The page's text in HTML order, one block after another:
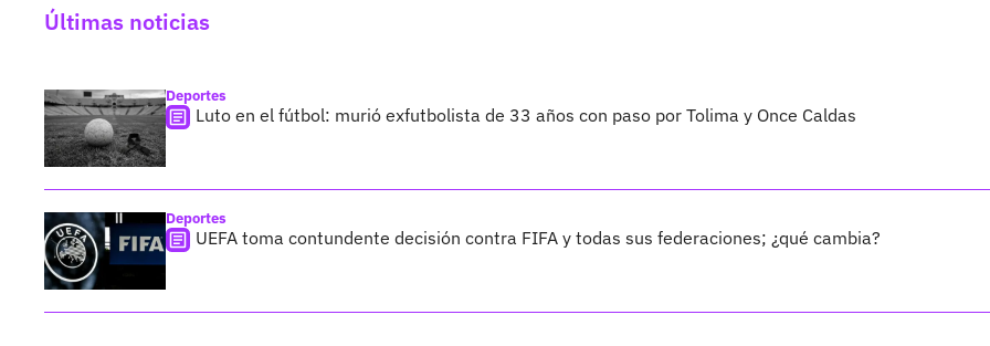
Últimas noticias
Deportes
Luto en el fútbol: murió exfutbolista de 33 años con paso por Tolima y Once Caldas
Deportes
UEFA toma contundente decisión contra FIFA y todas sus federaciones; ¿qué cambia?